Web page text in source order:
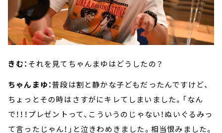
きむ： それを見てちゃんまゆはどうしたの？
ちゃんまゆ：普段は割と静かな子どもだったんですけど、
ちょっとその時はさすがにキレてしまいました。「なん
で！！！プレゼントって、こういうのじゃない！ぬいぐるみっ
て言ったじゃん！」と泣きわめきました。相当恨みました。